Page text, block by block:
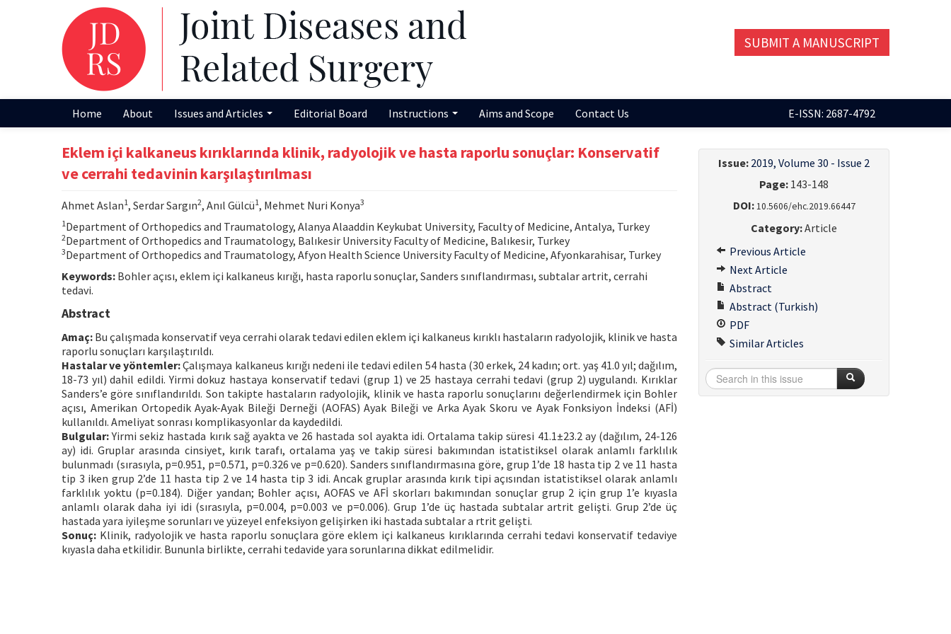
SUBMIT A MANUSCRIPT
Home About Issues and Articles Editorial Board Instructions Aims and Scope Contact Us E-ISSN: 2687-4792
Eklem içi kalkaneus kırıklarında klinik, radyolojik ve hasta raporlu sonuçlar: Konservatif
ve cerrahi tedavinin karşılaştırılması
Ahmet Aslan1, Serdar Sargın2, Anıl Gülcü1, Mehmet Nuri Konya3
1Department of Orthopedics and Traumatology, Alanya Alaaddin Keykubat University, Faculty of Medicine, Antalya, Turkey
2Department of Orthopedics and Traumatology, Balıkesir University Faculty of Medicine, Balıkesir, Turkey
3Department of Orthopedics and Traumatology, Afyon Health Science University Faculty of Medicine, Afyonkarahisar, Turkey
Keywords: Bohler açısı, eklem içi kalkaneus kırığı, hasta raporlu sonuçlar, Sanders sınıflandırması, subtalar artrit, cerrahi
tedavi.
Abstract
Amaç: Bu çalışmada konservatif veya cerrahi olarak tedavi edilen eklem içi kalkaneus kırıklı hastaların radyolojik, klinik ve hasta
raporlu sonuçları karşılaştırıldı.
Hastalar ve yöntemler:Çalışmaya kalkaneus kırığı nedeni ile tedavi edilen 54 hasta (30 erkek, 24 kadın; ort. yaş 41.0 yıl; dağılım,
18-73 yıl) dahil edildi. Yirmi dokuz hastaya konservatif tedavi (grup 1) ve 25 hastaya cerrahi tedavi (grup 2) uygulandı. Kırıklar
Sanders’e göre sınıflandırıldı. Son takipte hastaların radyolojik, klinik ve hasta raporlu sonuçlarını değerlendirmek için Bohler
açısı, Amerikan Ortopedik Ayak-Ayak Bileği Derneği (AOFAS) Ayak Bileği ve Arka Ayak Skoru ve Ayak Fonksiyon İndeksi (AFİ)
kullanıldı. Ameliyat sonrası komplikasyonlar da kaydedildi.
Bulgular:Yirmi sekiz hastada kırık sağ ayakta ve 26 hastada sol ayakta idi. Ortalama takip süresi 41.1±23.2 ay (dağılım, 24-126
ay) idi. Gruplar arasında cinsiyet, kırık tarafı, ortalama yaş ve takip süresi bakımından istatistiksel olarak anlamlı farklılık
bulunmadı (sırasıyla, p=0.951, p=0.571, p=0.326 ve p=0.620). Sanders sınıflandırmasına göre, grup 1’de 18 hasta tip 2 ve 11 hasta
tip 3 iken grup 2’de 11 hasta tip 2 ve 14 hasta tip 3 idi. Ancak gruplar arasında kırık tipi açısından istatistiksel olarak anlamlı
farklılık yoktu (p=0.184). Diğer yandan; Bohler açısı, AOFAS ve AFİ skorları bakımından sonuçlar grup 2 için grup 1’e kıyasla
anlamlı olarak daha iyi idi (sırasıyla, p=0.004, p=0.003 ve p=0.006). Grup 1’de üç hastada subtalar artrit gelişti. Grup 2’de üç
hastada yara iyileşme sorunları ve yüzeyel enfeksiyon gelişirken iki hastada subtalar a rtrit gelişti.
Sonuç: Klinik, radyolojik ve hasta raporlu sonuçlara göre eklem içi kalkaneus kırıklarında cerrahi tedavi konservatif tedaviye
kıyasla daha etkilidir. Bununla birlikte, cerrahi tedavide yara sorunlarına dikkat edilmelidir.
Issue: 2019, Volume 30 - Issue 2
Page: 143-148
DOI: 10.5606/ehc.2019.66447
Category:Article
Previous Article
Next Article
Abstract
Abstract (Turkish)
PDF
Similar Articles